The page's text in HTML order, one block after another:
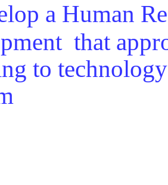
a Human
that
to